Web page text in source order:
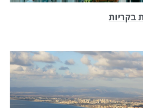
בקריות